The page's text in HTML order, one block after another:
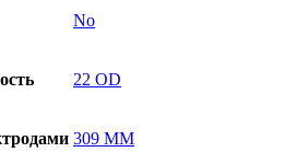
No
22 OD
309 MM